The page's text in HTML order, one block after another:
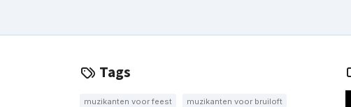
Tags
muzikanten voor feest muzikanten voor bruiloft